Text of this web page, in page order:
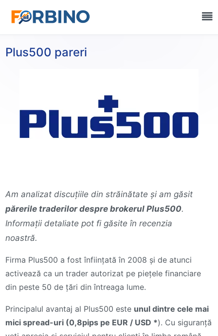
Plus500 pareri
Am analizat discuțiile din străinătate și am găsit
părerile traderilor despre brokerul Plus500.
Informații detaliate pot fi găsite în recenzia
noastră.
Firma Plus500 a fost înființată în 2008 și de atunci
activează ca un trader autorizat pe piețele financiare
din peste 50 de țări din întreaga lume.
Principalul avantaj al Plus500 este unul dintre cele mai
mici spread-uri (0,8pips pe EUR / USD *). Cu siguranță